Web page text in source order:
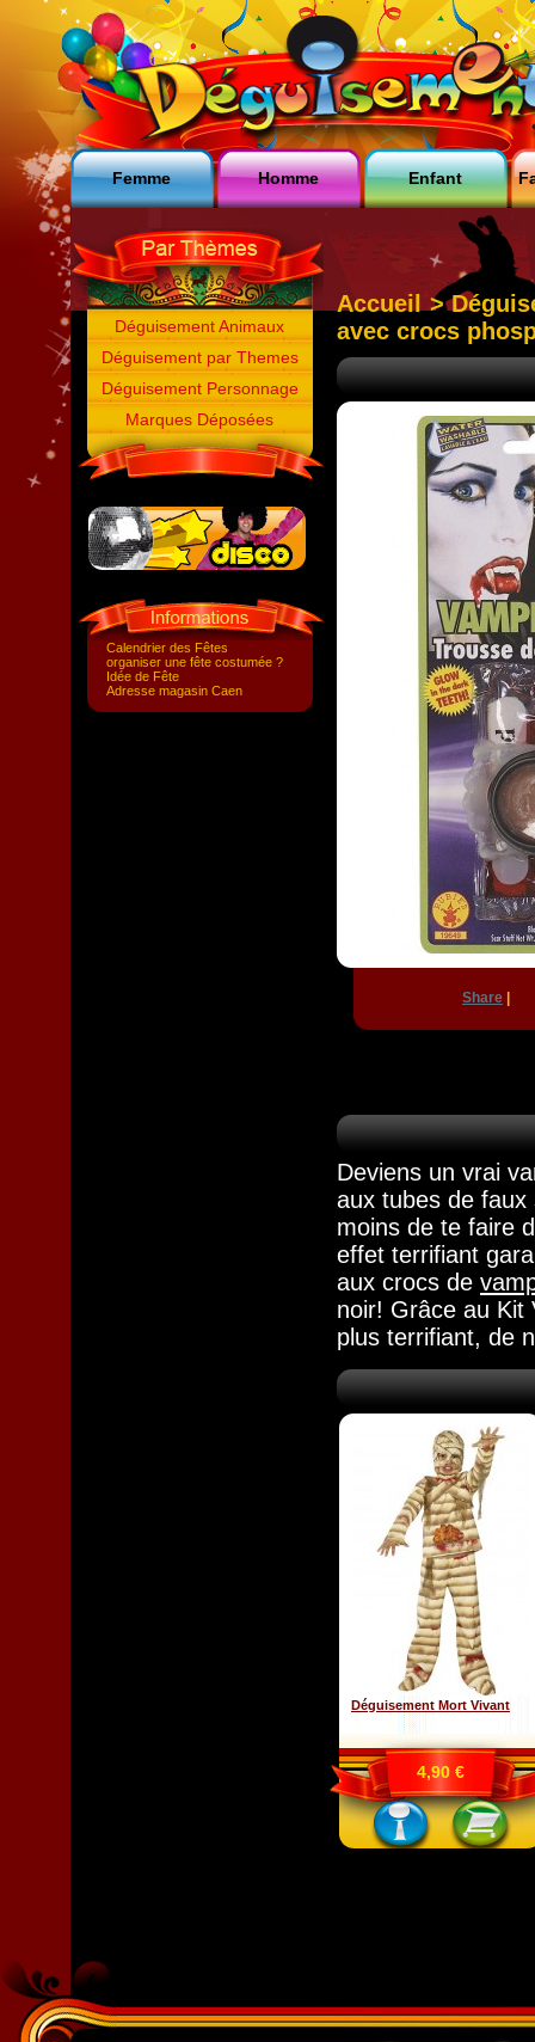
Femme Homme Enfant
Déguisement Animaux
Déguisement par Themes
Déguisement Personnage
Marques Déposées
Calendrier des Fêtes
organiser une fête costumée ?
Idée de Fête
Adresse magasin Caen
Accueil >
avec crocs
Share
Deviens un vrai
aux tubes de
moins de te faire
effet terrifiant
aux crocs de
noir! Grâce au Kit
plus terrifiant, de
Déguisement Mort Vivant
4,90 €